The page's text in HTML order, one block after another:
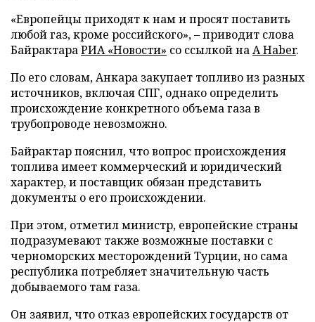
«Европейцы приходят к нам и просят поставить
любой газ, кроме российского», – приводит слова
БайрактараРИА «Новости» со ссылкой наA Haber.
По его словам, Анкара закупает топливо из разных
источников, включая СПГ, однако определить
происхождение конкретного объема газа в
трубопроводе невозможно.
Байрактар пояснил, что вопрос происхождения
топлива имеет коммерческий и юридический
характер, и поставщик обязан представить
документы о его происхождении.
При этом, отметил министр, европейские страны
подразумевают также возможные поставки с
черноморских месторождений Турции, но сама
республика потребляет значительную часть
добываемого там газа.
Он заявил, что отказ европейских государств от